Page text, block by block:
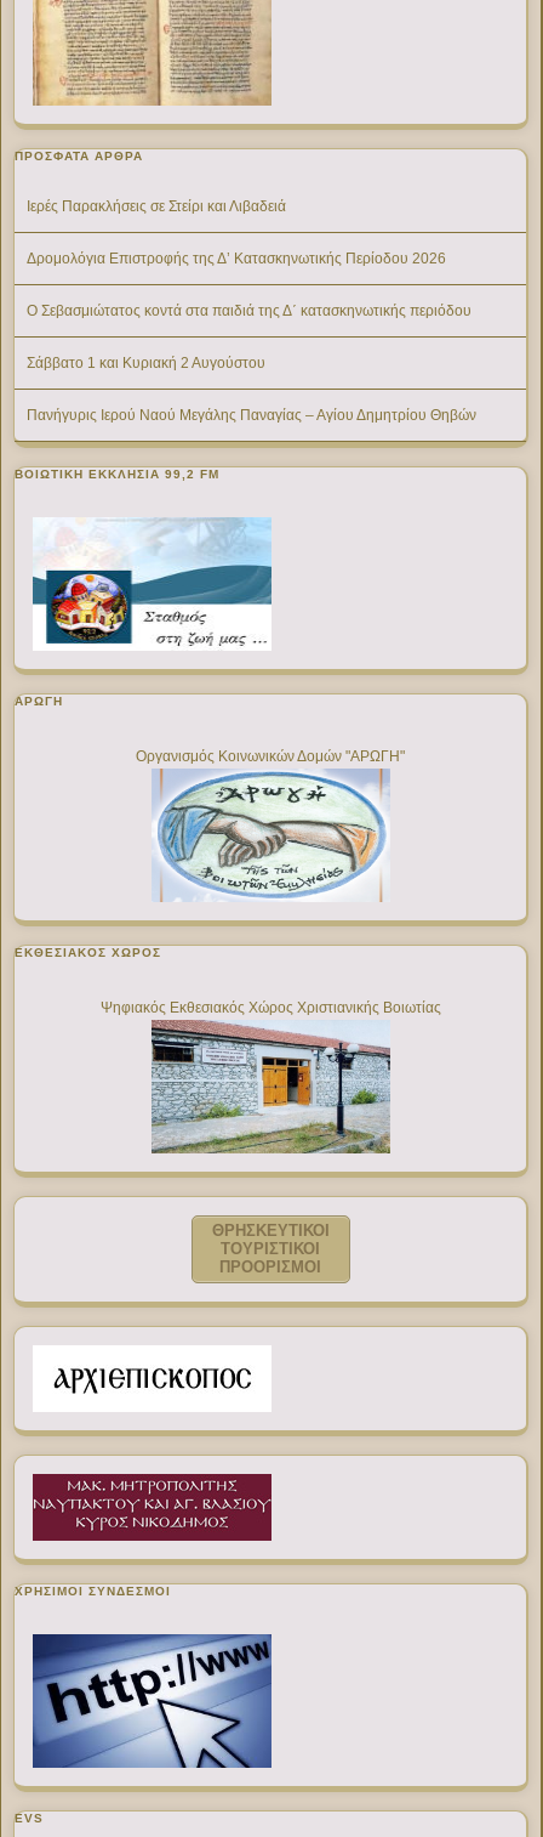
ΠΡΌΣΦΑΤΑ ΆΡΘΡΑ
Ιερές Παρακλήσεις σε Στείρι και Λιβαδειά
Δρομολόγια Επιστροφής της Δ’ Κατασκηνωτικής Περίοδου 2026
Ο Σεβασμιώτατος κοντά στα παιδιά της Δ΄ κατασκηνωτικής περιόδου
Σάββατο 1 και Κυριακή 2 Αυγούστου
Πανήγυρις Ιερού Ναού Μεγάλης Παναγίας – Αγίου Δημητρίου Θηβών
ΒΟΙΩΤΙΚΉ ΕΚΚΛΗΣΊΑ 99,2 FM
ΑΡΩΓΗ
Οργανισμός Κοινωνικών Δομών "ΑΡΩΓΗ"
ΕΚΘΕΣΙΑΚΌΣ ΧΏΡΟΣ
Ψηφιακός Εκθεσιακός Χώρος Χριστιανικής Βοιωτίας
ΘΡΗΣΚΕΥΤΙΚΟΙ
ΤΟΥΡΙΣΤΙΚΟΙ
ΠΡΟΟΡΙΣΜΟΙ
ΧΡΉΣΙΜΟΙ ΣΎΝΔΕΣΜΟΙ
EVS